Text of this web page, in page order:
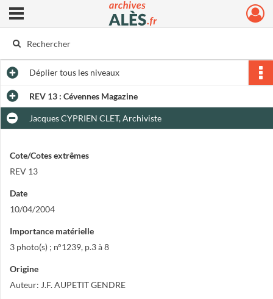
Archives municipales d'Alès
Ouvrir le menu déroulant
Dépliertous les niveaux
REV 13 : Cévennes Magazine
Jacques CYPRIEN CLET, Archiviste
Cote/Cotes extrêmes
REV 13
Date
10/04/2004
Importance matérielle
3 photo(s) ; n°1239, p.3 à 8
Origine
Auteur: J.F. AUPETIT GENDRE